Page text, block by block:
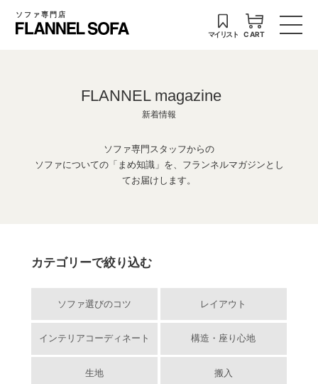
ソファ専門店
マイリスト CART
FLANNEL magazine
新着情報
ソファ専門スタッフからの
ソファについての「まめ知識」を、フランネルマガジンとし
てお届けします。
カテゴリーで絞り込む
ソファ選びのコツ レイアウト
インテリアコーディネート 構造・座り心地
生地 搬入